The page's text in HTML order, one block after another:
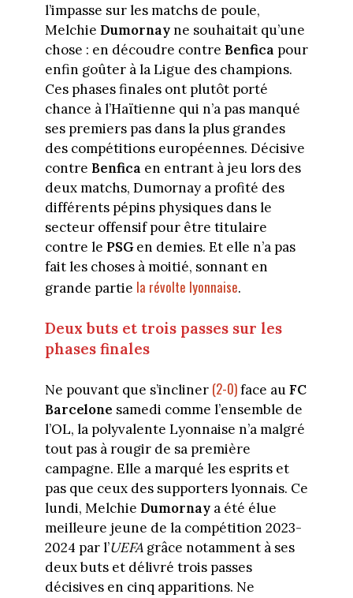
l’impasse sur les matchs de poule,
Melchie Dumornayne souhaitait qu’une
chose : en découdre contre Benfica pour
enfin goûter à la Ligue des champions.
Ces phases finales ont plutôt porté
chance à l’Haïtienne qui n’a pas manqué
ses premiers pas dans la plus grandes
des compétitions européennes. Décisive
contre Benfica en entrant à jeu lors des
deux matchs, Dumornay a profité des
différents pépins physiques dans le
secteur offensif pour être titulaire
contre le PSGen demies. Et elle n’a pas
fait les choses à moitié, sonnant en
grande partie la révolte lyonnaise.
Deux buts et trois passes sur les
phases finales
Ne pouvant que s’incliner (2-0)face auFC
Barcelone samedi comme l’ensemble de
l’OL, la polyvalente Lyonnaise n’a malgré
tout pas à rougir de sa première
campagne. Elle a marqué les esprits et
pas que ceux des supporters lyonnais. Ce
lundi, Melchie Dumornaya été élue
meilleure jeune de la compétition 2023-
2024 par l’UEFAgrâce notamment à ses
deux buts et délivré trois passes
décisives en cinq apparitions. Ne